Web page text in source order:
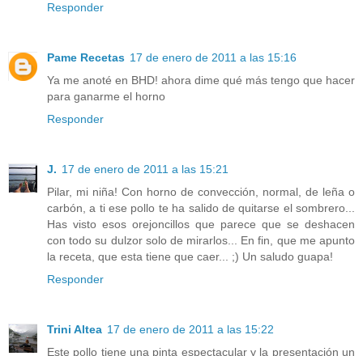
Responder
Pame Recetas 17 de enero de 2011 a las 15:16
Ya me anoté en BHD! ahora dime qué más tengo que hacer
para ganarme el horno
Responder
J. 17 de enero de 2011 a las 15:21
Pilar, mi niña! Con horno de convección, normal, de leña o
carbón, a ti ese pollo te ha salido de quitarse el sombrero...
Has visto esos orejoncillos que parece que se deshacen
con todo su dulzor solo de mirarlos... En fin, que me apunto
la receta, que esta tiene que caer... ;) Un saludo guapa!
Responder
Trini Altea 17 de enero de 2011 a las 15:22
Este pollo tiene una pinta espectacular y la presentación un